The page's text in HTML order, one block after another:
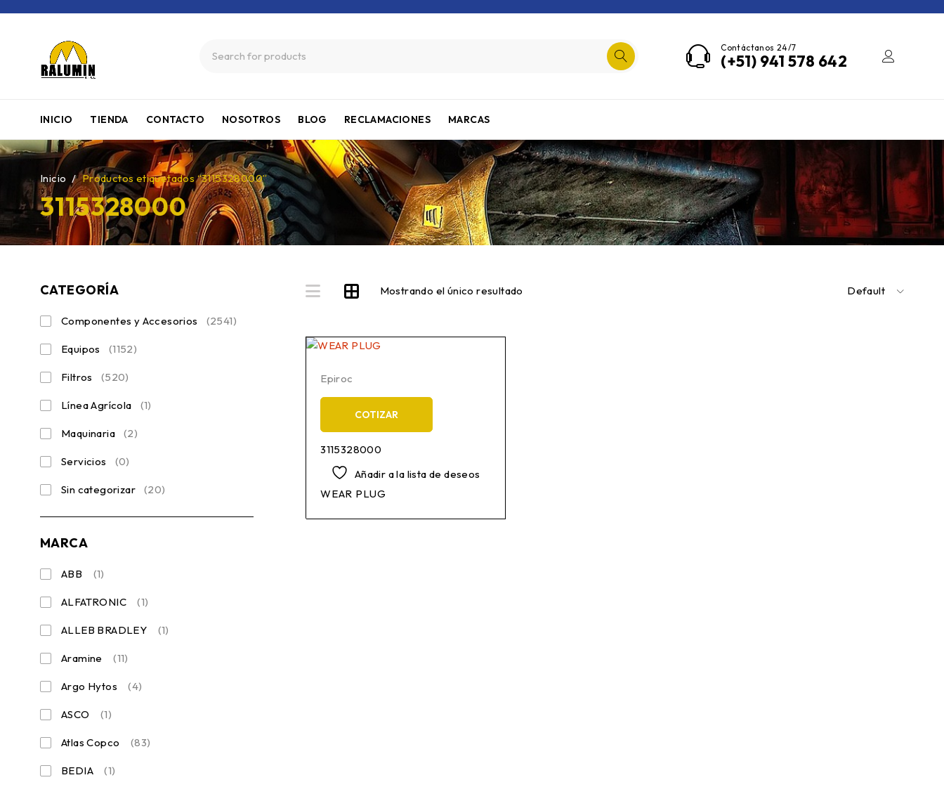
Contáctanos 24/7
(+51) 941 578 642
INICIO TIENDA CONTACTO NOSOTROS BLOG RECLAMACIONES MARCAS
3115328000
Inicio / Productos etiquetados “3115328000”
CATEGORÍA
Componentes y Accesorios (2541)
Equipos (1152)
Filtros (520)
Línea Agrícola (1)
Maquinaria (2)
Servicios (0)
Sin categorizar (20)
MARCA
ABB (1)
ALFATRONIC (1)
ALLEB BRADLEY (1)
Aramine (11)
Argo Hytos (4)
ASCO (1)
Atlas Copco (83)
BEDIA (1)
Mostrando el único resultado Default
Epiroc
COTIZAR
3115328000
Añadir a la lista de deseos
WEAR PLUG